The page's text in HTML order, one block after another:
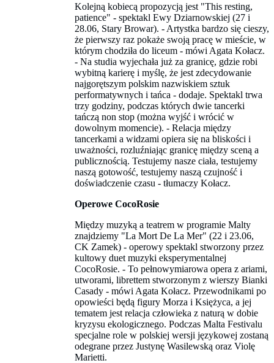
Kolejną kobiecą propozycją jest "This resting,
patience" - spektakl Ewy Dziarnowskiej (27 i
28.06, Stary Browar). - Artystka bardzo się cieszy,
że pierwszy raz pokaże swoją pracę w mieście, w
którym chodziła do liceum - mówi Agata Kołacz.
- Na studia wyjechała już za granicę, gdzie robi
wybitną karierę i myślę, że jest zdecydowanie
najgorętszym polskim nazwiskiem sztuk
performatywnych i tańca - dodaje. Spektakl trwa
trzy godziny, podczas których dwie tancerki
tańczą non stop (można wyjść i wrócić w
dowolnym momencie). - Relacja między
tancerkami a widzami opiera się na bliskości i
uważności, rozluźniając granicę między sceną a
publicznością. Testujemy nasze ciała, testujemy
naszą gotowość, testujemy naszą czujność i
doświadczenie czasu - tłumaczy Kołacz.
Operowe CocoRosie
Między muzyką a teatrem w programie Malty
znajdziemy "La Mort De La Mer" (22 i 23.06,
CK Zamek) - operowy spektakl stworzony przez
kultowy duet muzyki eksperymentalnej
CocoRosie. - To pełnowymiarowa opera z ariami,
utworami, librettem stworzonym z wierszy Bianki
Casady - mówi Agata Kołacz. Przewodnikami po
opowieści będą figury Morza i Księżyca, a jej
tematem jest relacja człowieka z naturą w dobie
kryzysu ekologicznego. Podczas Malta Festivalu
specjalne role w polskiej wersji językowej zostaną
odegrane przez Justynę Wasilewską oraz Violę
Marietti.